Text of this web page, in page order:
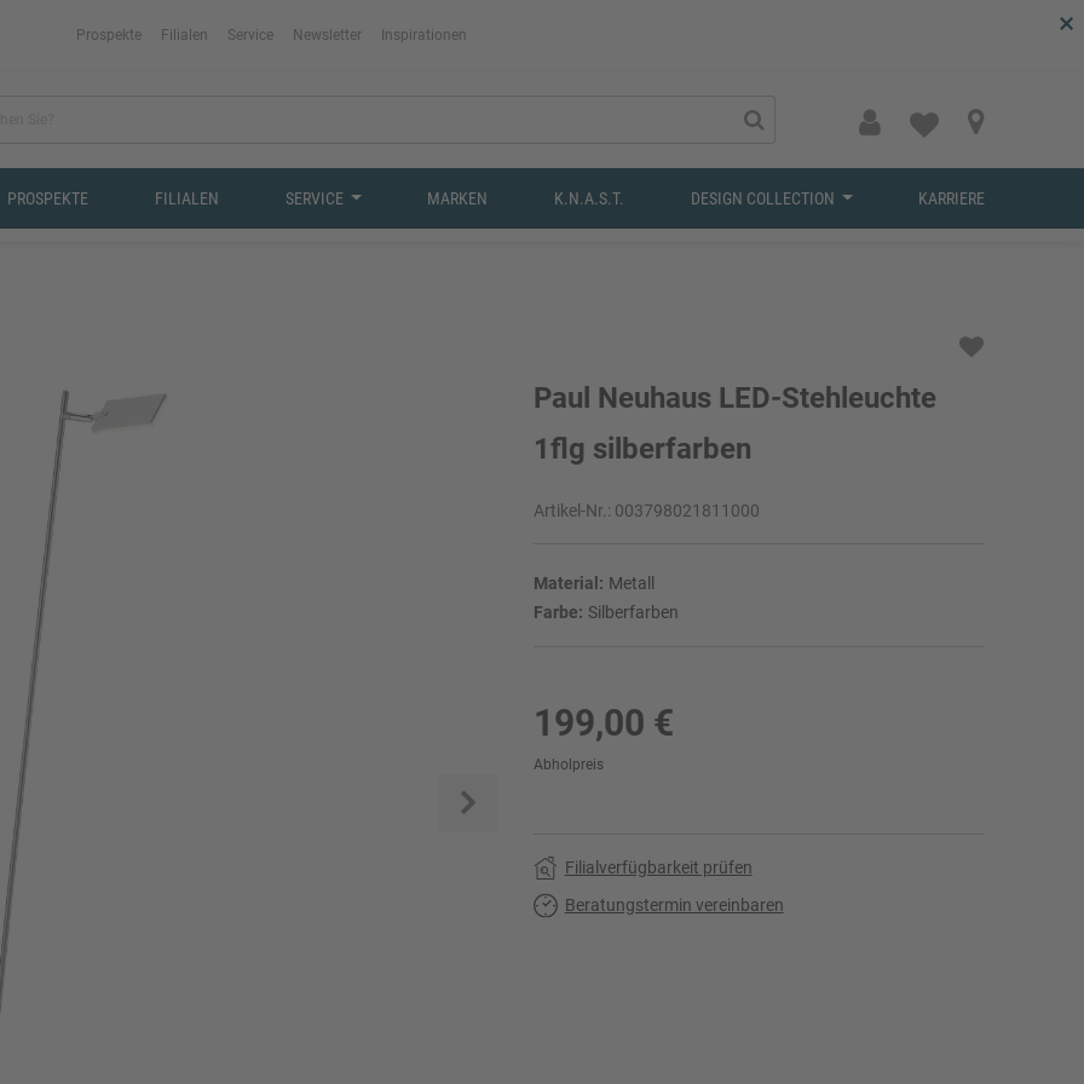
×
Prospekte Filialen Service Newsletter Inspirationen
PROSPEKTE FILIALEN SERVICE MARKEN K.N.A.S.T. DESIGN COLLECTION KARRIERE
Paul Neuhaus LED-Stehleuchte
1flg silberfarben
Artikel-Nr.: 003798021811000
Material: Metall
Farbe: Silberfarben
199,00 €
Abholpreis
Filialverfügbarkeit prüfen
Beratungstermin vereinbaren